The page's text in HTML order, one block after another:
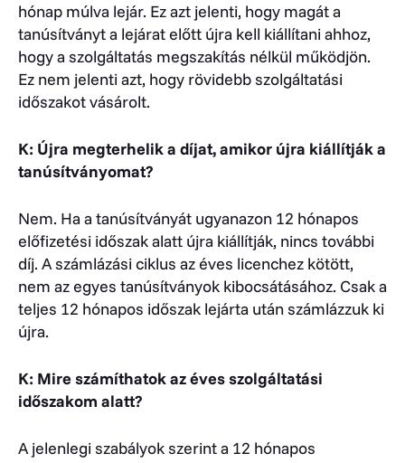
hónap múlva lejár. Ez azt jelenti, hogy magát a
tanúsítványt a lejárat előtt újra kell kiállítani ahhoz,
hogy a szolgáltatás megszakítás nélkül működjön.
Ez nem jelenti azt, hogy rövidebb szolgáltatási
időszakot vásárolt.
K: Újra megterhelik a díjat, amikor újra kiállítják a
tanúsítványomat?
Nem. Ha a tanúsítványát ugyanazon 12 hónapos
előfizetési időszak alatt újra kiállítják, nincs további
díj. A számlázási ciklus az éves licenchez kötött,
nem az egyes tanúsítványok kibocsátásához. Csak a
teljes 12 hónapos időszak lejárta után számlázzuk ki
újra.
K: Mire számíthatok az éves szolgáltatási
időszakom alatt?
A jelenlegi szabályok szerint a 12 hónapos